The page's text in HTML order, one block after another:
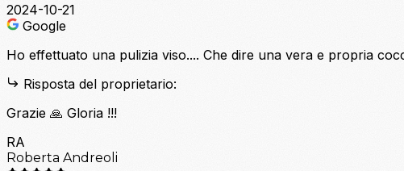
2024-10-21
Google
Ho effettuato una pulizia viso.... Che dire una vera e propria
Risposta del proprietario:
Grazie 🙏 Gloria !!!
RA
Roberta Andreoli